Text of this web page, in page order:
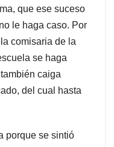
que ese suceso
le haga caso. Por
comisaria de la
se haga
caiga
del cual hasta
porque se sintió